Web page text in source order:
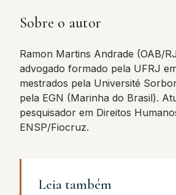
Sobre o autor
Ramon Martins Andrade (OAB/
advogado formado pela UFRJ
mestrados pela Université
pela EGN (Marinha do Brasil).
pesquisador em Direitos
ENSP/Fiocruz.
Leia também